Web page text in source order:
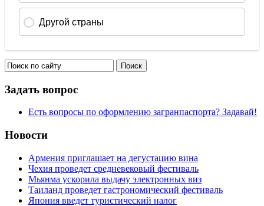
Задать вопрос
Есть вопросы по оформлению загранпаспорта? Задавай!
Новости
Армения приглашает на дегустацию вина
Чехия проведет средневековый фестиваль
Мьянма ускорила выдачу электронных виз
Таиланд проведет гастрономический фестиваль
Япония введет туристический налог